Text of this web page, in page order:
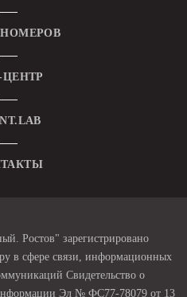
ЦЕНТР
Ростов" зарегистрировано
в сфере связи, информационных
Свидетельство о
Эл № ФС77-78079 от 13